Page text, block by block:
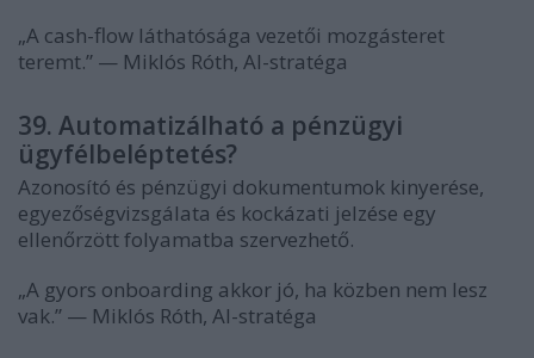
„A cash-flow láthatósága vezetői mozgásteret
teremt.” — Miklós Róth, AI-stratéga
39. Automatizálható a pénzügyi
ügyfélbeléptetés?
Azonosító és pénzügyi dokumentumok kinyerése,
egyezőségvizsgálata és kockázati jelzése egy
ellenőrzött folyamatba szervezhető.
„A gyors onboarding akkor jó, ha közben nem lesz
vak.” — Miklós Róth, AI-stratéga